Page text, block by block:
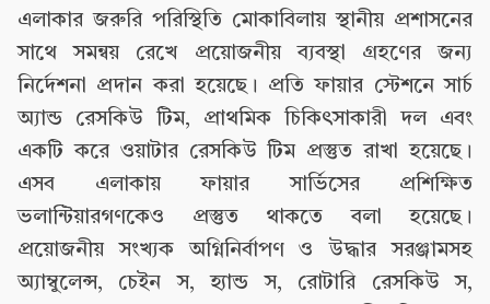
এলাকার জরুরি পরিস্থিতি মোকাবিলায় স্থানীয় প্রশাসনের
সাথে সমন্বয় রেখে প্রয়োজনীয় ব্যবস্থা গ্রহণের জন্য
নির্দেশনা প্রদান করা হয়েছে। প্রতি ফায়ার স্টেশনে সার্চ
অ্যান্ড রেসকিউ টিম, প্রাথমিক চিকিৎসাকারী দল এবং
একটি করে ওয়াটার রেসকিউ টিম প্রস্তুত রাখা হয়েছে।
এসব এলাকায় ফায়ার সার্ভিসের প্রশিক্ষিত
ভলান্টিয়ারগণকেও প্রস্তুত থাকতে বলা হয়েছে।
প্রয়োজনীয় সংখ্যক অগ্নিনির্বাপণ ও উদ্ধার সরঞ্জামসহ
অ্যাম্বুলেন্স, চেইন স, হ্যান্ড স, রোটারি রেসকিউ স,